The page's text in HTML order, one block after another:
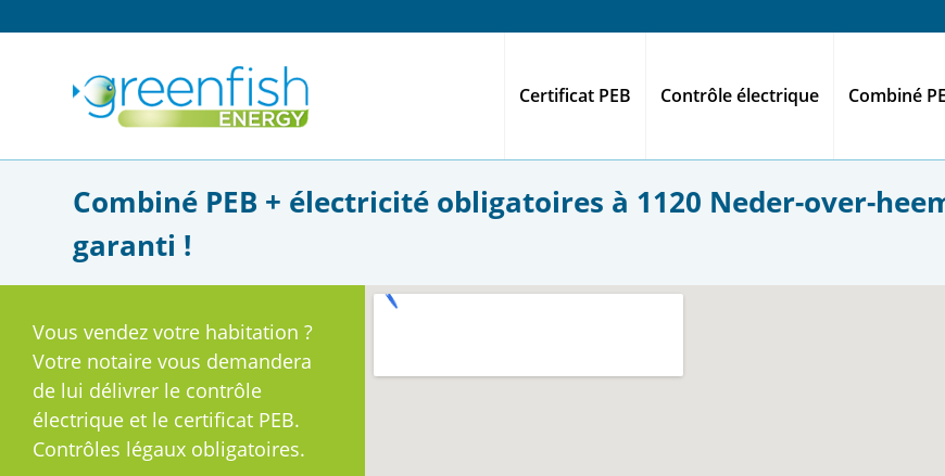
Certificat PEB Contrôle électrique Combiné
Combiné PEB + électricité obligatoires à 1120 Neder-over-
garanti !
Vous vendez votre habitation ?
Votre notaire vous demandera
de lui délivrer le contrôle
électrique et le certificat PEB.
Contrôles légaux obligatoires.